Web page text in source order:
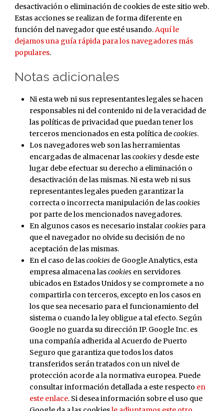
desactivación o eliminación de cookies de este sitio web.
Estas acciones se realizan de forma diferente en
función del navegador que esté usando.Aquí le
dejamos una guía rápida para los navegadores más
populares.
Notas adicionales
Ni esta web ni sus representantes legales se hacen
responsables ni del contenido ni de la veracidad de
las políticas de privacidad que puedan tener los
terceros mencionados en esta política decookies.
Los navegadores web son las herramientas
encargadas de almacenar lascookiesy desde este
lugar debe efectuar su derecho a eliminación o
desactivación de las mismas. Ni esta web ni sus
representantes legales pueden garantizar la
correcta o incorrecta manipulación de lascookies
por parte de los mencionados navegadores.
En algunos casos es necesario instalarcookies para
que el navegador no olvide su decisión de no
aceptación de las mismas.
En el caso de lascookies de Google Analytics, esta
empresa almacena lascookies en servidores
ubicados en Estados Unidos y se compromete a no
compartirla con terceros, excepto en los casos en
los que sea necesario para el funcionamiento del
sistema o cuando la ley obligue a tal efecto. Según
Google no guarda su dirección IP. Google Inc. es
una compañía adherida al Acuerdo de Puerto
Seguro que garantiza que todos los datos
transferidos serán tratados con un nivel de
protección acorde a la normativa europea. Puede
consultar información detallada a este respecto en
este enlace. Si desea información sobre el uso que